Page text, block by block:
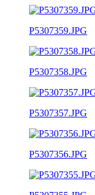
P5307359.JPG
P5307358.JPG
P5307357.JPG
P5307356.JPG